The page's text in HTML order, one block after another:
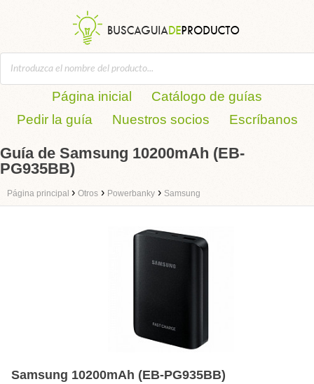
Página inicial
Catálogo de guías
Pedir la guía
Nuestros socios Escríbanos
Guía de Samsung 10200mAh (EB-
PG935BB)
Página principal › Otros › Powerbanky › Samsung
Samsung 10200mAh (EB-PG935BB)